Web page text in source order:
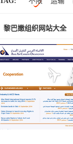
黎巴嫩组织网站大全